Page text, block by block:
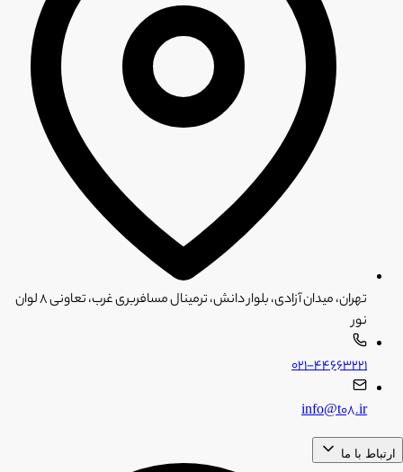
تهران، میدان آزادی، بلوار دانش، ترمینال مسافربری غرب، تعاونی ۸ لوان
نور
۰۲۱-۴۴۶۶۳۲۲۱
info@t08.ir
ارتباط با ما